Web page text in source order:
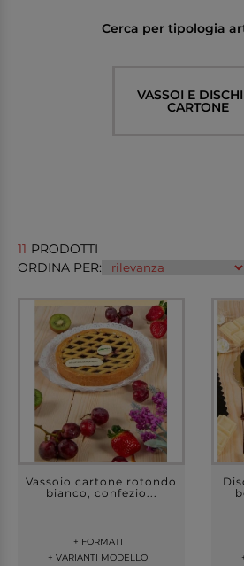
Cerca per tipologia
VASSOI E
CARTONE
11 PRODOTTI
ORDINA PER:
Vassoio cartone rotondo
bianco, confezio...
+ FORMATI
+ VARIANTI MODELLO